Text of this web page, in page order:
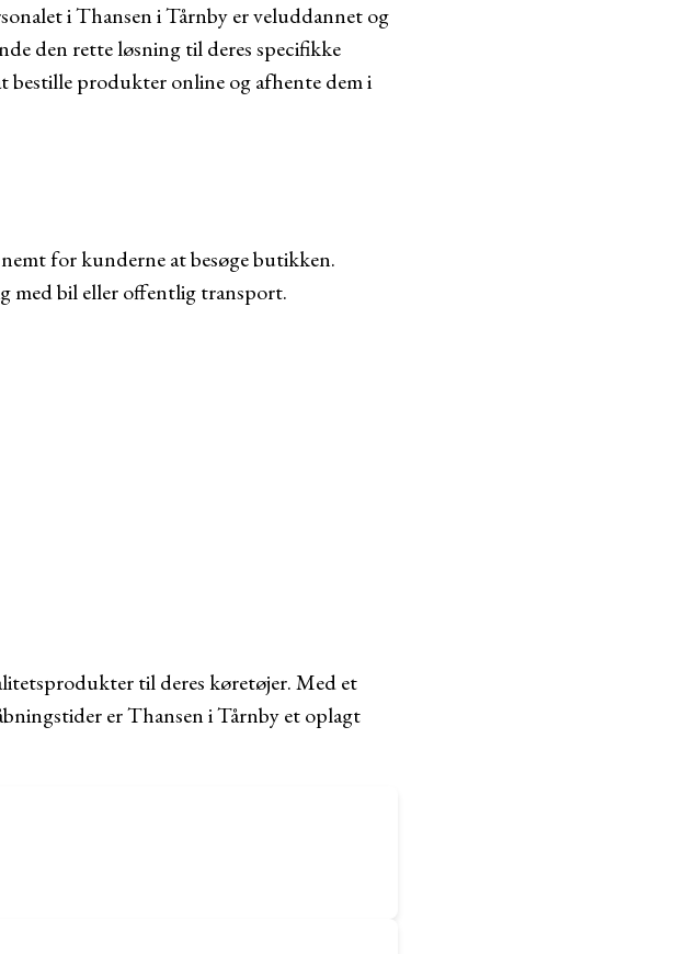
i Thansen i Tårnby er veluddannet og
den rette løsning til deres specifikke
produkter online og afhente dem i
for kunderne at besøge butikken.
med bil eller offentlig transport.
til deres køretøjer. Med et
er Thansen i Tårnby et oplagt